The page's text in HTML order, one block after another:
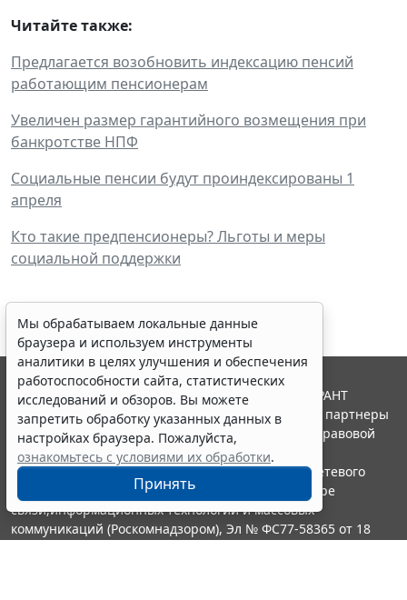
Читайте также:
Предлагается возобновить индексацию пенсий
работающим пенсионерам
Увеличен размер гарантийного возмещения при
банкротстве НПФ
Социальные пенсии будут проиндексированы 1
апреля
Кто такие предпенсионеры? Льготы и меры
социальной поддержки
Мы обрабатываем локальные данные
браузера и используем инструменты
аналитики в целях улучшения и обеспечения
работоспособности сайта, статистических
исследований и обзоров. Вы можете
запретить обработку указанных данных в
настройках браузера. Пожалуйста,
ознакомьтесь с условиями их обработки.
Принять
© ООО "НПП "ГАРАНТ-СЕРВИС", 2026. Система ГАРАНТ
выпускается с 1990 года. Компания "Гарант" и ее партнеры
являются участниками Российской ассоциации правовой
информации ГАРАНТ.
Портал ГАРАНТ.РУ зарегистрирован в качестве сетевого
издания Федеральной службой по надзору в сфере
связи,информационных технологий и массовых
коммуникаций (Роскомнадзором), Эл № ФС77-58365 от 18